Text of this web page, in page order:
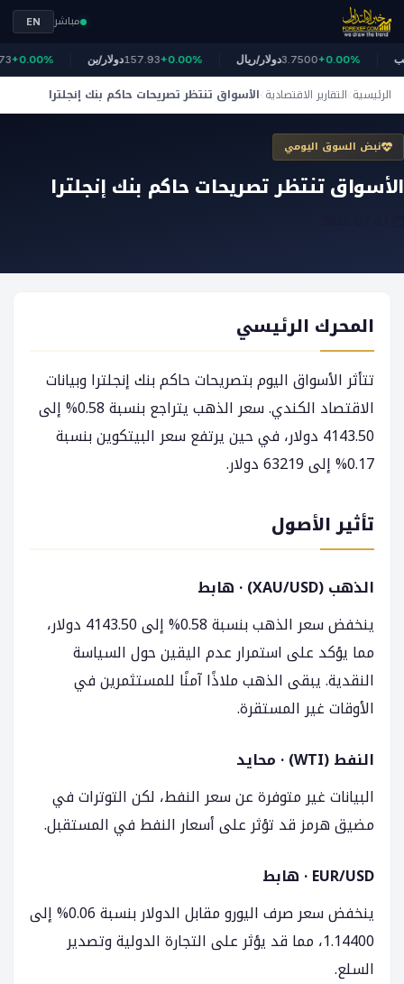
مباشر EN
+0.00% دولار/ين157.93+0.00% دولار/ريال3.7500+0.00%
الرئيسية التقارير الاقتصادية الأسواق تنتظر تصريحات حاكم بنك إنجلترا
نبض السوق اليومي
الأسواق تنتظر تصريحات حاكم بنك إنجلترا
المحرك الرئيسي
تتأثر الأسواق اليوم بتصريحات حاكم بنك إنجلترا وبيانات
الاقتصاد الكندي. سعر الذهب يتراجع بنسبة 0.58% إلى
4143.50 دولار، في حين يرتفع سعر البيتكوين بنسبة
0.17% إلى 63219 دولار.
تأثير الأصول
الذهب (XAU/USD) · هابط
ينخفض سعر الذهب بنسبة 0.58% إلى 4143.50 دولار،
مما يؤكد على استمرار عدم اليقين حول السياسة
النقدية. يبقى الذهب ملاذًا آمنًا للمستثمرين في
الأوقات غير المستقرة.
النفط (WTI) · محايد
البيانات غير متوفرة عن سعر النفط، لكن التوترات في
مضيق هرمز قد تؤثر على أسعار النفط في المستقبل.
EUR/USD · هابط
ينخفض سعر صرف اليورو مقابل الدولار بنسبة 0.06% إلى
1.14400، مما قد يؤثر على التجارة الدولية وتصدير
السلع.